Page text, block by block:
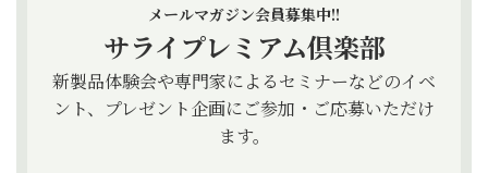
メールマガジン会員募集中!!
サライプレミアム倶楽部
新製品体験会や専門家によるセミナーなどのイベ
ント、プレゼント企画にご参加・ご応募いただけ
ます。